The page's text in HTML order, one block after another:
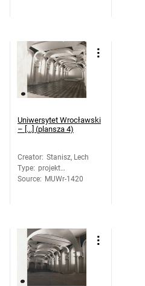
Uniwersytet Wrocławski
– [...] (plansza 4)
Creator: Stanisz, Lech
Type: projekt
architektoniczny
Source: MUWr-1420